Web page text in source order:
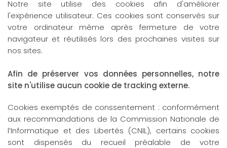
Notre site utilise des cookies afin d'améliorer
l'expérience utilisateur. Ces cookies sont conservés sur
votre ordinateur même après fermeture de votre
navigateur et réutilisés lors des prochaines visites sur
nos sites.
Afin de préserver vos données personnelles, notre
site n'utilise aucun cookie de tracking externe.
Cookies exemptés de conssentement : conformément
aux recommandations de la Commission Nationale de
l’Informatique et des Libertés (CNIL), certains cookies
sont dispensés du recueil préalable de votre